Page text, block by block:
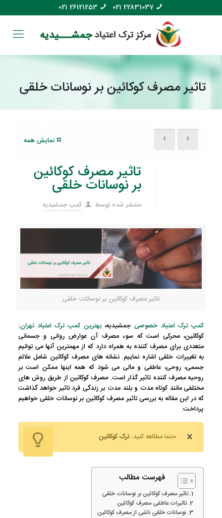
021 22831037
021 26121253
تاثیر مصرف کوکائین بر نوسانات خلقی
نمایش همه
تاثیر مصرف کوکائین
بر نوسانات خلقی
منتشر شده توسط کمپ جمشیدیه
تاثیر مصرف کوکائین بر نوسانات خلقی
کمپ ترک اعتیاد خصوصیجمشیدیه،بهترین کمپ ترک اعتیاد تهران:
کوکائین، محرکی است که سوء مصرف آن عوارض روانی و جسمانی
متعددی برای مصرف کننده به همراه دارد که از مهمترین آنها می توانیم
به تغییرات خلقی اشاره نماییم. نشانه های مصرف کوکائین شامل علائم
جسمی، روحی، عاطفی و مالی می شود که همه اینها ممکن است بر
روحیه مصرف کننده تاثیر گذار است. مصرف کوکائین از طریق روش های
مختلفی مانند کوتاه مدت و بلند مدت بر زندگی فرد تاثیر خواهد گذاشت
که در این مقاله به بررسی تاثیر مصرف کوکائین بر نوسانات خلقی خواهیم
پرداخت.
حتما مطالعه کنید: ترک کوکائین
فهرست مطالب
تاثیر مصرف کوکائین بر نوسانات خلقی
تاثیرات عاطفی مصرف کوکائین
نوسانات خلقی ناشی از مصرف کوکائین